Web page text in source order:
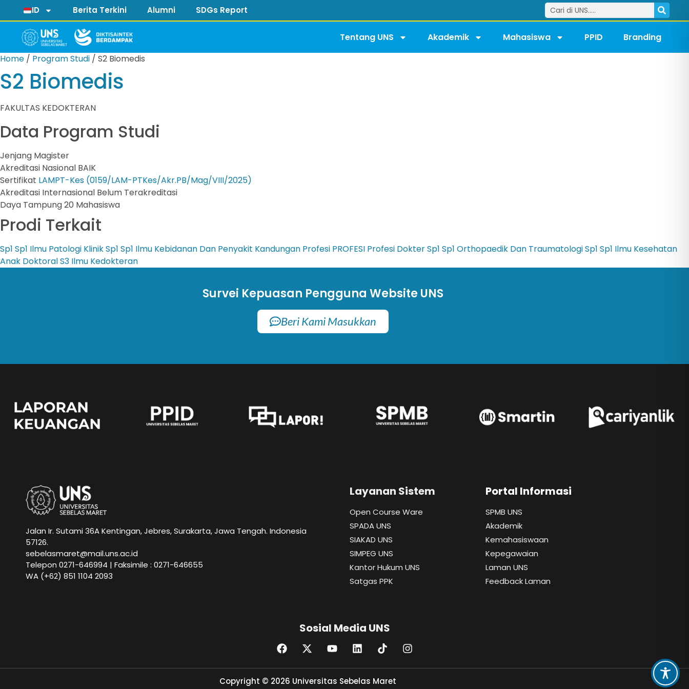
ID Berita Terkini Alumni SDGs Report
Tentang UNS Akademik Mahasiswa PPID
Branding
Home / Program Studi / S2 Biomedis
S2 Biomedis
FAKULTAS KEDOKTERAN
Data Program Studi
Jenjang Magister
Akreditasi Nasional BAIK
Sertifikat LAMPT-Kes (0159/LAM-PTKes/Akr.PB/Mag/VIII/2025)
Akreditasi Internasional Belum Terakreditasi
Daya Tampung20 Mahasiswa
Prodi Terkait
Sp1 Sp1 Ilmu Patologi KlinikSp1 Sp1 Ilmu Kebidanan Dan Penyakit Kandungan Profesi PROFESI Profesi DokterSp1 Sp1 Orthopaedik Dan TraumatologiSp1 Sp1 Ilmu Kesehatan
Anak DoktoralS3 Ilmu Kedokteran
Survei Kepuasan Pengguna Website UNS
Beri Kami Masukkan
Jalan Ir. Sutami 36A Kentingan, Jebres, Surakarta, Jawa Tengah. Indonesia
57126.
sebelasmaret@mail.uns.ac.id
Telepon 0271-646994 | Faksimile : 0271-646655
WA (+62) 851 1104 2093
Layanan Sistem
Open Course Ware
SPADA UNS
SIAKAD UNS
SIMPEG UNS
Kantor Hukum UNS
Satgas PPK
Portal Informasi
SPMB UNS
Akademik
Kemahasiswaan
Kepegawaian
Laman UNS
Feedback Laman
Sosial Media UNS
Copyright © 2026 Universitas Sebelas Maret